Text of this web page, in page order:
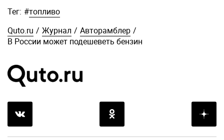
Тег: #топливо
Quto.ru / Журнал / Авторамблер /
В России может подешеветь бензин